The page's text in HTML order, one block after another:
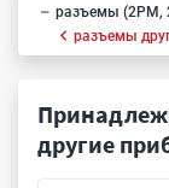
разъемы (2РМ,
разъемы
другие